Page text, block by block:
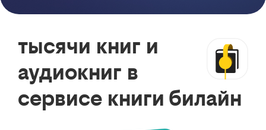
тысячи книг и
аудиокниг в
сервисе книги билайн